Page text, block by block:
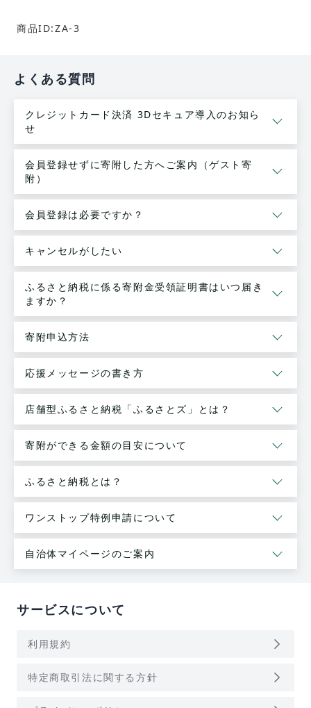
商品ID:ZA-3
よくある質問
クレジットカード決済 3Dセキュア導入のお知ら
せ
会員登録せずに寄附した方へご案内（ゲスト寄
附）
会員登録は必要ですか？
キャンセルがしたい
ふるさと納税に係る寄附金受領証明書はいつ届き
ますか？
寄附申込方法
応援メッセージの書き方
店舗型ふるさと納税「ふるさとズ」とは？
寄附ができる金額の目安について
ふるさと納税とは？
ワンストップ特例申請について
自治体マイページのご案内
サービスについて
利用規約 arrow_forward_ios
特定商取引法に関する方針 arrow_forward_ios